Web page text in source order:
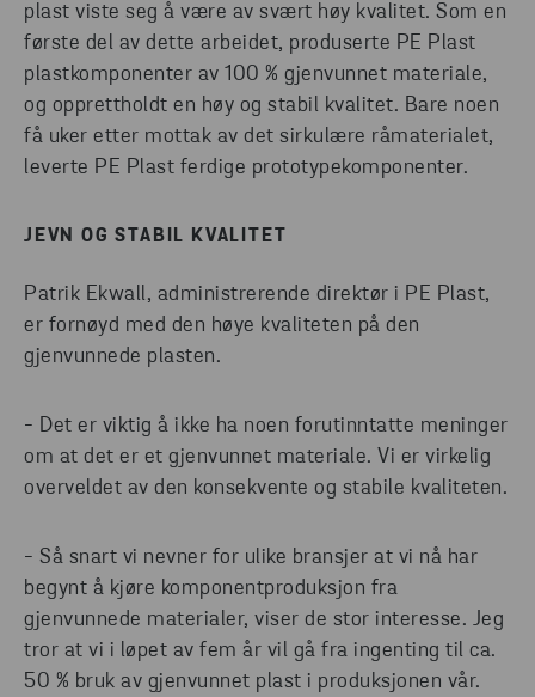
plast viste seg å være av svært høy kvalitet. Som en
første del av dette arbeidet, produserte PE Plast
plastkomponenter av 100 % gjenvunnet materiale,
og opprettholdt en høy og stabil kvalitet. Bare noen
få uker etter mottak av det sirkulære råmaterialet,
leverte PE Plast ferdige prototypekomponenter.
JEVN OG STABIL KVALITET
Patrik Ekwall, administrerende direktør i PE Plast,
er fornøyd med den høye kvaliteten på den
gjenvunnede plasten.
- Det er viktig å ikke ha noen forutinntatte meninger
om at det er et gjenvunnet materiale. Vi er virkelig
overveldet av den konsekvente og stabile kvaliteten.
- Så snart vi nevner for ulike bransjer at vi nå har
begynt å kjøre komponentproduksjon fra
gjenvunnede materialer, viser de stor interesse. Jeg
tror at vi i løpet av fem år vil gå fra ingenting til ca.
50 % bruk av gjenvunnet plast i produksjonen vår.